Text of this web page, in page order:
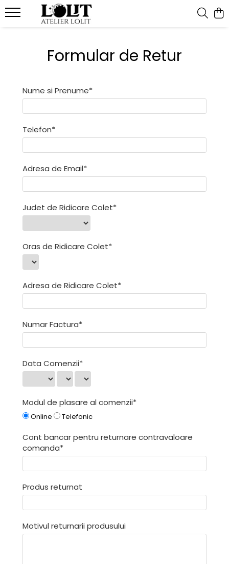
Bratari fixe (bangle)
Bratari snur
Cherry Bomb
Minimalist
Bratari snurFormular de Retur
Nume si Prenume*
Telefon*
Adresa de Email*
Judet de Ridicare Colet*
Oras de Ridicare Colet*
Adresa de Ridicare Colet*
Numar Factura*
Data Comenzii*
Modul de plasare al comenzii*
Online Telefonic
Cont bancar pentru returnare contravaloare
comanda*
Produs returnat
Motivul returnarii produsului